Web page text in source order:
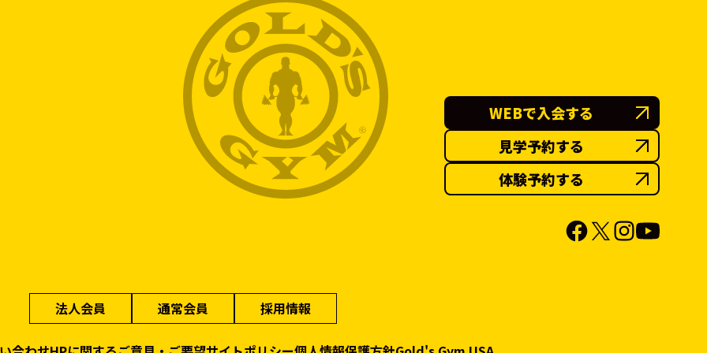
WEBで入会する
見学予約する
体験予約する
法人会員 通常会員 採用情報